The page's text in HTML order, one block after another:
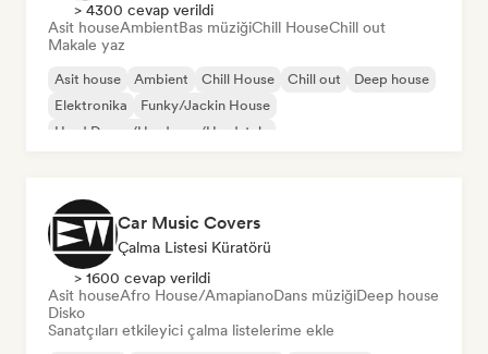
> 4300 cevap verildi
Asit houseAmbientBas müziğiChill HouseChill out
Makale yaz
Asit house Ambient Chill House Chill out
Deep house
Elektronika
Funky/Jackin House
Hard Dance/Hardcore/Hardstyle
Car Music Covers
Çalma Listesi Küratörü
> 1600 cevap verildi
Asit houseAfro House/AmapianoDans müziğiDeep house
Disko
Sanatçıları etkileyici çalma listelerime ekle